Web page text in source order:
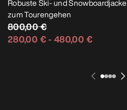
Robuste Ski- und Snowboardjacke
zum Tourengehen
800,00 €
280,00 €- 480,00 €